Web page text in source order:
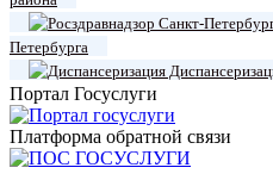
Петербурга
Портал Госуслуги
Платформа обратной связи